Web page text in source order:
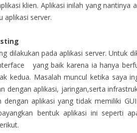
klien. Aplikasi inilah yang
aplikasi server.
dilakukan pada aplikasi server. Untuk
yang baik karena ia hanya
kedua. Masalah muncul ketika saya
dengan aplikasi, jaringan,serta
dengan aplikasi yang tidak memiliki
bentuk aplikasi ini seperti